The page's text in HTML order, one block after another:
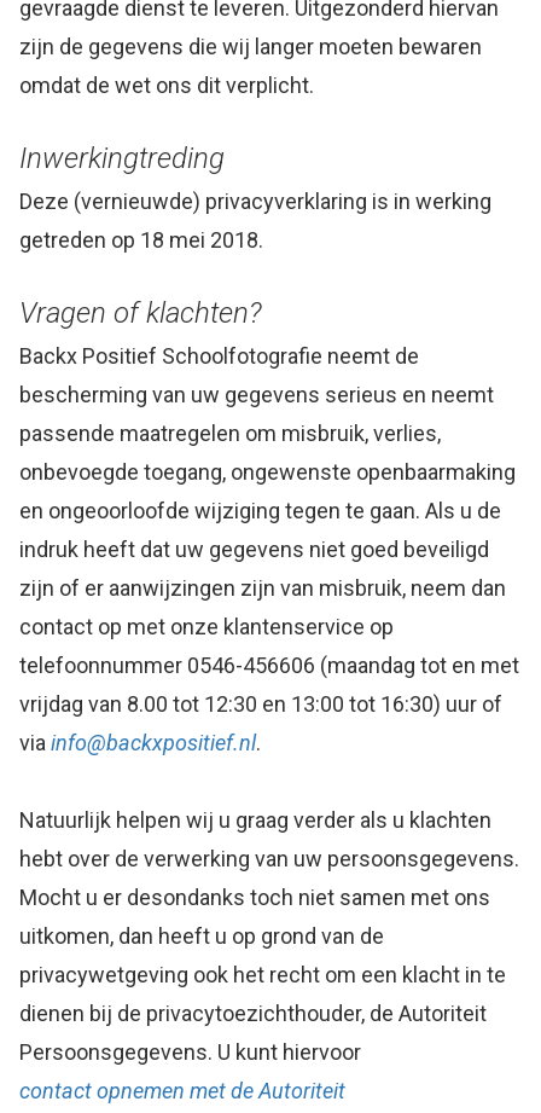
gevraagde dienst te leveren. Uitgezonderd hiervan
zijn de gegevens die wij langer moeten bewaren
omdat de wet ons dit verplicht.
Inwerkingtreding
Deze (vernieuwde) privacyverklaring is in werking
getreden op 18 mei 2018.
Vragen of klachten?
Backx Positief Schoolfotografie neemt de
bescherming van uw gegevens serieus en neemt
passende maatregelen om misbruik, verlies,
onbevoegde toegang, ongewenste openbaarmaking
en ongeoorloofde wijziging tegen te gaan. Als u de
indruk heeft dat uw gegevens niet goed beveiligd
zijn of er aanwijzingen zijn van misbruik, neem dan
contact op met onze klantenservice op
telefoonnummer 0546-456606 (maandag tot en met
vrijdag van 8.00 tot 12:30 en 13:00 tot 16:30) uur of
via info@backxpositief.nl.
Natuurlijk helpen wij u graag verder als u klachten
hebt over de verwerking van uw persoonsgegevens.
Mocht u er desondanks toch niet samen met ons
uitkomen, dan heeft u op grond van de
privacywetgeving ook het recht om een klacht in te
dienen bij de privacytoezichthouder, de Autoriteit
Persoonsgegevens. U kunt hiervoor
contact opnemen met de Autoriteit